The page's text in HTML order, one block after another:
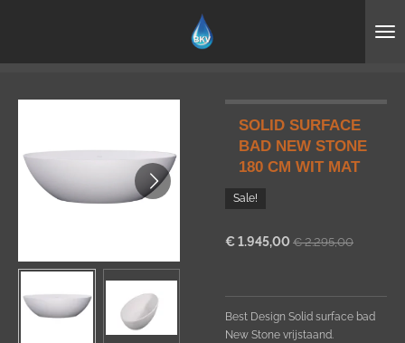
SOLID SURFACE
BAD NEW STONE
180 CM WIT MAT
Sale!
€ 1.945,00 € 2.295,00
Best Design Solid surface bad
New Stone vrijstaand.